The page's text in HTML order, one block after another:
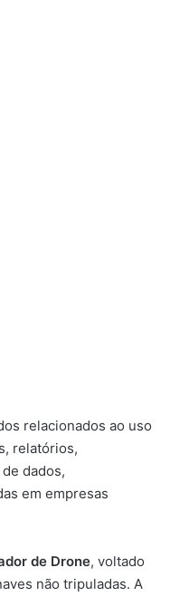
relacionados ao uso
relatórios,
dados,
em empresas
de Drone, voltado
não tripuladas. A